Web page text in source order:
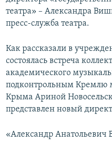
театра» – Александра
пресс-служба театра.
Как рассказали в
состоялась встреча
академического
подконтрольным Кремлю
Крыма Ариной
представлен новый
«Александр Анатольевич